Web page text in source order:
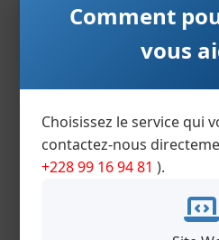
Ouvrir ce site
King Marine Company
Comment
vous
Choisissez le service qui
contactez-nous
+228 99 16 94 81 ).